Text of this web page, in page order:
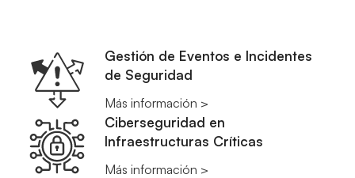
Gestión de Eventos e Incidentes
de Seguridad
Más información >
Ciberseguridad en
Infraestructuras Críticas
Más información >